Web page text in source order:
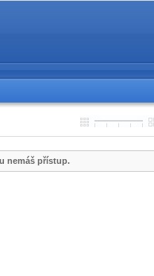
nemáš přístup.